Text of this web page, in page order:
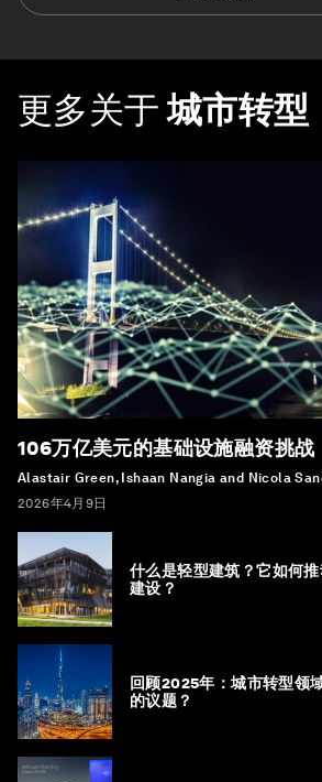
更多关于 城市转型
106万亿美元的基础设施融资挑战
Alastair Green, Ishaan Nangia and Nicola
2026年4月9日
什么是轻型建筑？它如何
建设？
回顾2025年：城市转型领
的议题？